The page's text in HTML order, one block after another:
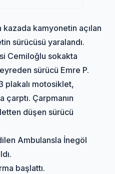
kamyonetin açılan
sürücüsü yaralandı.
Cemiloğlu sokakta
sürücü Emre P.
plakalı motosiklet,
çarptı. Çarpmanın
düşen sürücü
Ambulansla İnegöl
başlattı.